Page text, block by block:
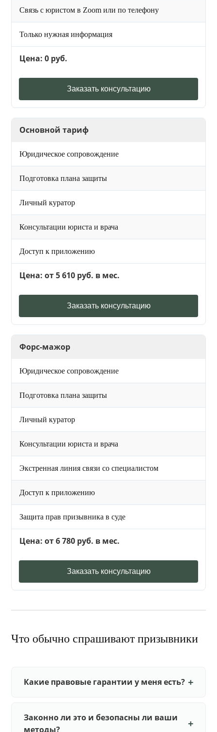
Связь с юристом в Zoom или по телефону
Только нужная информация
Цена: 0 руб.
Заказать консультацию
Основной тариф
Юридическое сопровождение
Подготовка плана защиты
Личный куратор
Консультации юриста и врача
Доступ к приложению
Цена: от 5 610 руб. в мес.
Заказать консультацию
Форс-мажор
Юридическое сопровождение
Подготовка плана защиты
Личный куратор
Консультации юриста и врача
Экстренная линия связи со специалистом
Доступ к приложению
Защита прав призывника в суде
Цена: от 6 780 руб. в мес.
Заказать консультацию
Что обычно спрашивают призывники
Какие правовые гарантии у меня есть?
Законно ли это и безопасны ли ваши
методы?